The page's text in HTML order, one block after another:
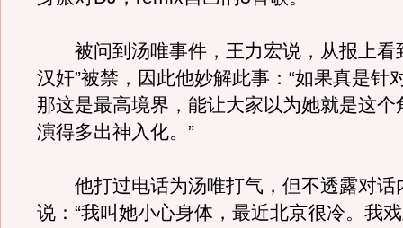
被问到汤唯事件，王力宏说，从报上看
汉奸”被禁，因此他妙解此事：“如果真是针
那这是最高境界，能让大家以为她就是这个
演得多出神入化。”
他打过电话为汤唯打气，但不透露对话
说：“我叫她小心身体，最近北京很冷。 我